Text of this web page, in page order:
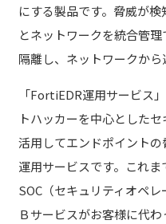
にする製品です。脅威が
とネットワークを統合管
隔離し、ネットワークから
「FortiEDR運用サービス
トハッカーを中心とした
活用してエンドポイント
運用サービスです。これ
SOC（セキュリティオペ
Ｂサービスがお客様に代